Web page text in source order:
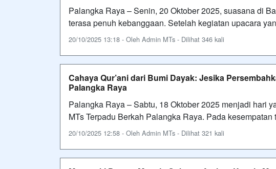
Palangka Raya – Senin, 20 Oktober 2025, suasana di
terasa penuh kebanggaan. Setelah kegiatan upacara
20/10/2025 13:18 - Oleh Admin MTs - Dilihat 346 kali
Cahaya Qur’ani dari Bumi Dayak: Jesika
Palangka Raya
Palangka Raya – Sabtu, 18 Oktober 2025 menjadi hari
MTs Terpadu Berkah Palangka Raya. Pada
20/10/2025 12:58 - Oleh Admin MTs - Dilihat 321 kali